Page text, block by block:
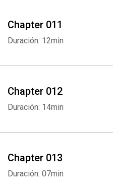
Chapter 011
Duración: 12min
Chapter 012
Duración: 14min
Chapter 013
Duración: 07min